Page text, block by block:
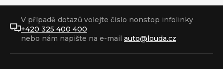
V případě dotazů volejte číslo nonstop infolinky
+420 325 400 400
nebo nám napište na e-mail auto@louda.cz